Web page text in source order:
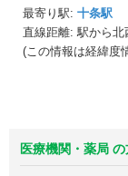
最寄り駅: 十条駅
直線距離: 駅から北
(この情報は経緯度
医療機関・薬局